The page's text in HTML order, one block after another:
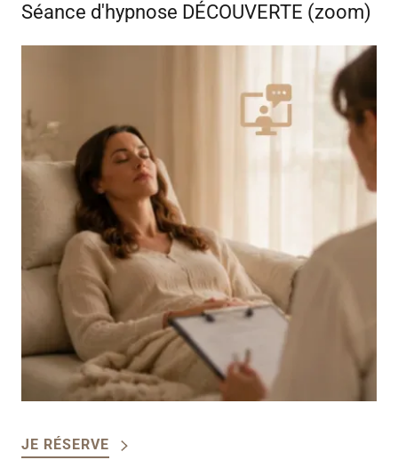
Séance d'hypnose DÉCOUVERTE (zoom)
JE RÉSERVE